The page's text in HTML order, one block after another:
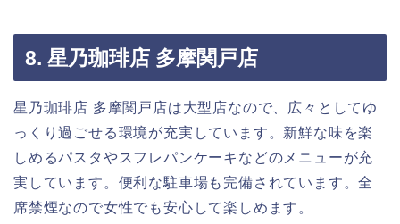
8. 星乃珈琲店 多摩関戸店
星乃珈琲店 多摩関戸店は大型店なので、広々としてゆ
っくり過ごせる環境が充実しています。新鮮な味を楽
しめるパスタやスフレパンケーキなどのメニューが充
実しています。便利な駐車場も完備されています。全
席禁煙なので女性でも安心して楽しめます。